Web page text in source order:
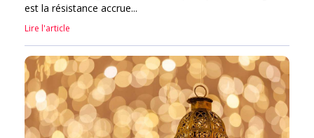
est la résistance accrue...
Lire l'article